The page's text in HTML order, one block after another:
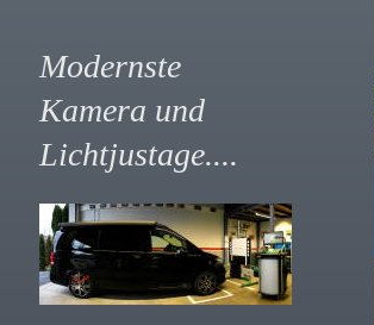
Modernste
Kamera und
Lichtjustage....